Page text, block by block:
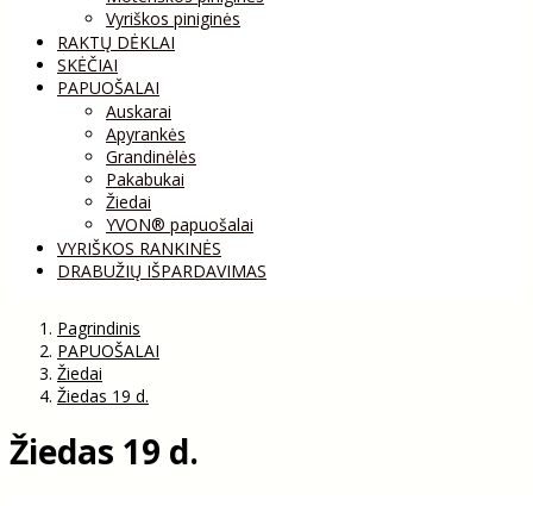
Vyriškos piniginės
RAKTŲ DĖKLAI
SKĖČIAI
PAPUOŠALAI
Auskarai
Apyrankės
Grandinėlės
Pakabukai
Žiedai
YVON® papuošalai
VYRIŠKOS RANKINĖS
DRABUŽIŲ IŠPARDAVIMAS
Pagrindinis
PAPUOŠALAI
Žiedai
Žiedas 19 d.
Žiedas 19 d.